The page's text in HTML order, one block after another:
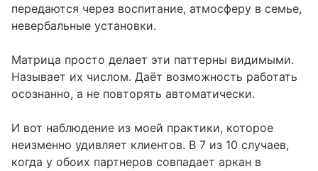
передаются через воспитание, атмосферу в семье,
невербальные установки.
Матрица просто делает эти паттерны видимыми.
Называет их числом. Даёт возможность работать
осознанно, а не повторять автоматически.
И вот наблюдение из моей практики, которое
неизменно удивляет клиентов. В 7 из 10 случаев,
когда у обоих партнеров совпадает аркан в